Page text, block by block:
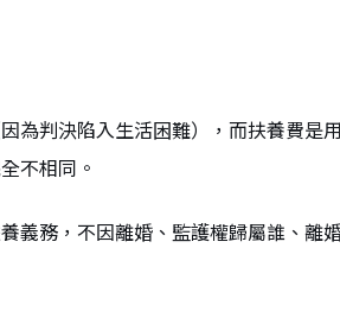
為判決陷入生活困難），而扶養費是
不相同。
義務，不因離婚、監護權歸屬誰、離